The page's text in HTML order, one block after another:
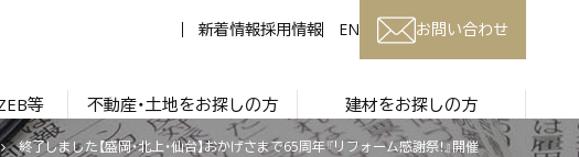
新着情報採用情報 EN お問い合わせ
等 不動産・土地をお探しの方 建材をお探しの方
終了しました【盛岡・北上・仙台】おかげさまで65周年『リフォーム感謝祭！』開催